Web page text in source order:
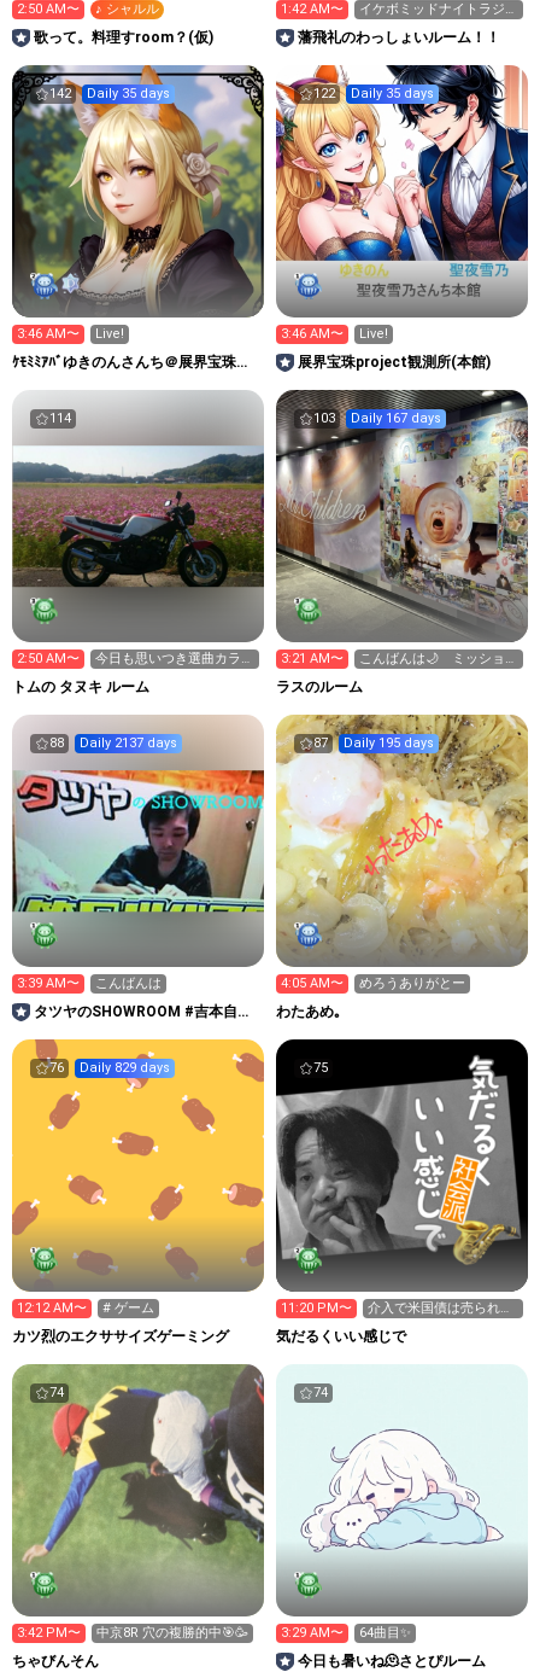
2:50 AM〜 ♪ シャルル
歌って。料理すroom？(仮)
1:42 AM〜
イケボミッドナイトラジオ
📻M1ラストイヤーはじま
る
藩飛礼のわっしょいルーム！！
142 Daily 35 days
3:46 AM〜 Live!
ｹﾓﾐﾐｱﾊﾞゆきのんさんち＠展界宝珠
122 Daily 35 days
3:46 AM〜 Live!
展界宝珠project観測所(本館)
114
2:50 AM〜
今日も思いつき選曲カラオ
ケ練習配信です✨😺🐭
トムの タヌキ ルーム
103 Daily 167 days
3:21 AM〜
こんばんは🌙 ミッション
ラスのルーム
88 Daily 2137 days
3:39 AM〜 こんばんは
タツヤのSHOWROOM #吉本自宅
87 Daily 195 days
4:05 AM〜 めろうありがとー
わたあめ｡
76 Daily 829 days
12:12 AM〜 # ゲーム
カツ烈のエクササイズゲーミング
75
11:20 PM〜
介入で米国債は売られて
いなかった。リバースレ
ポ
気だるくいい感じで
74
3:42 PM〜 中京8R 穴の複勝的中🎯🥳
ちゃびんそん
74
3:29 AM〜 64曲目✨
今日も暑いね🫠さとぴルーム